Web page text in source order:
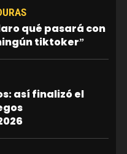
qué pasará con
tiktoker”
así finalizó el